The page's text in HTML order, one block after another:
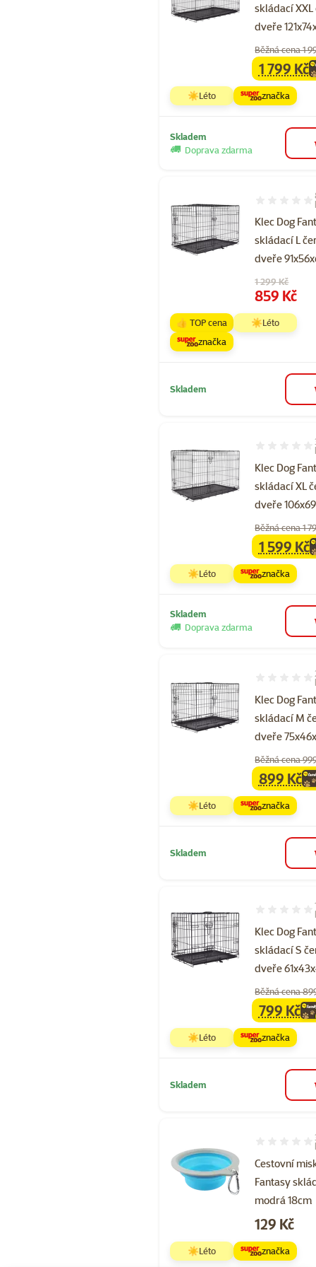
skládací
dveře
Běžná cena 1
family
1 799 Kč
☀️Léto značka
Skladem
Doprava zdarma
Klec Dog
skládací L
dveře
Hodnocení
Původní cena
1 299 Kč
Cena
859 Kč
👍 TOP cena
☀️Léto
značka
Skladem
Klec Dog
skládací XL
dveře
Hodnocení
Běžná cena 1
family
1 599 Kč
☀️Léto značka
Skladem
Doprava zdarma
Klec Dog
skládací M
dveře
Hodnocení
Běžná cena
family
899 Kč
☀️Léto značka
Skladem
Klec Dog
skládací S
dveře
Hodnocení
Běžná cena
family
799 Kč
☀️Léto značka
Skladem
Cestovní
Fantasy
modrá 18cm
Hodnocení
Cena
129 Kč
☀️Léto značka